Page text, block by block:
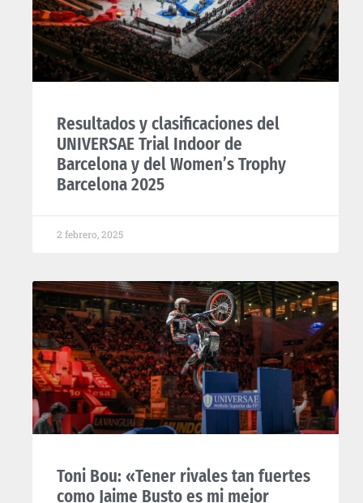
Resultados y clasificaciones del
UNIVERSAE Trial Indoor de
Barcelona y del Women’s Trophy
Barcelona 2025
2 febrero, 2025
Toni Bou: «Tener rivales tan fuertes
como Jaime Busto es mi mejor